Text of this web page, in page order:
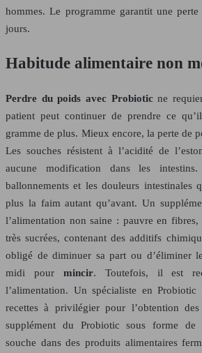
hommes. Le programme garantit une
jours.
Habitude alimentaire non
Perdre du poids avec Probiotic ne
patient peut continuer de prendre ce
gramme de plus. Mieux encore, la perte de
Les souches résistent à l’acidité de
aucune modification dans les
ballonnements et les douleurs intestinales
plus la faim autant qu’avant. Un
l’alimentation non saine : pauvre en
très sucrées, contenant des additifs
obligé de diminuer sa part ou d’éliminer
midi pour mincir. Toutefois, il est
l’alimentation. Un spécialiste en
recettes à privilégier pour l’obtention
supplément du Probiotic sous forme de
souche dans des produits alimentaires